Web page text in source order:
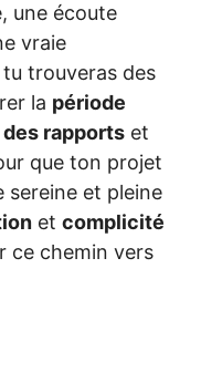
une écoute
vraie
trouveras des
la période
rapports et
que ton projet
sereine et pleine
et complicité
ce chemin vers